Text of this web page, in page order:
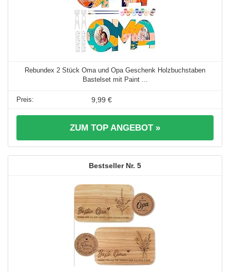
Rebundex 2 Stück Oma und Opa Geschenk Holzbuchstaben
Bastelset mit Paint ...
9,99 €
ZUM TOP ANGEBOT »
5